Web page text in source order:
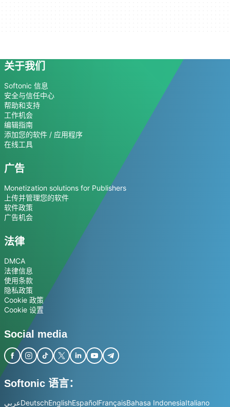
关于我们
Softonic 信息
安全与信任中心
帮助和支持
工作机会
编辑指南
添加您的软件 / 应用程序
在线工具
广告
Monetization solutions for Publishers
上传并管理您的软件
软件政策
广告机会
法律
DMCA
法律信息
使用条款
隐私政策
Cookie 政策
Cookie 设置
Social media
Softonic 语言：
عربيDeutschEnglishEspañolFrançaisBahasa IndonesiaItaliano